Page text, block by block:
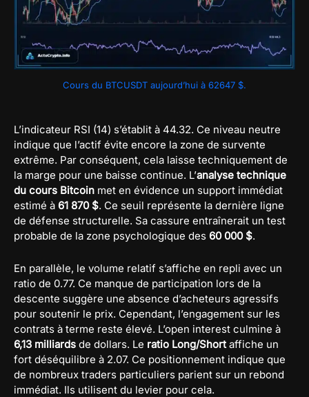
Cours du BTCUSDT aujourd’hui à 62647 $.
L’indicateur RSI (14) s’établit à 44.32. Ce niveau neutre
indique que l’actif évite encore la zone de survente
extrême. Par conséquent, cela laisse techniquement de
la marge pour une baisse continue. L’analyse technique
du cours Bitcoin met en évidence un support immédiat
estimé à 61 870 $. Ce seuil représente la dernière ligne
de défense structurelle. Sa cassure entraînerait un test
probable de la zone psychologique des 60 000 $.
En parallèle, le volume relatif s’affiche en repli avec un
ratio de 0.77. Ce manque de participation lors de la
descente suggère une absence d’acheteurs agressifs
pour soutenir le prix. Cependant, l’engagement sur les
contrats à terme reste élevé. L’open interest culmine à
6,13 milliards de dollars. Le ratio Long/Shortaffiche un
fort déséquilibre à 2.07. Ce positionnement indique que
de nombreux traders particuliers parient sur un rebond
immédiat. Ils utilisent du levier pour cela.